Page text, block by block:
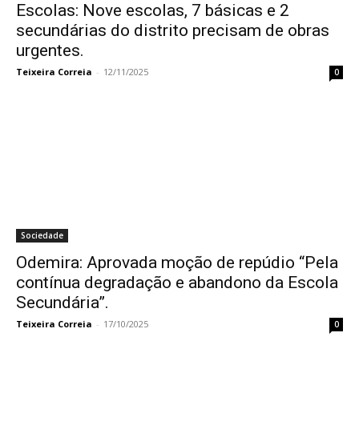
Escolas: Nove escolas, 7 básicas e 2
secundárias do distrito precisam de obras
urgentes.
Teixeira Correia - 12/11/2025 0
Sociedade
Odemira: Aprovada moção de repúdio “Pela
contínua degradação e abandono da Escola
Secundária”.
Teixeira Correia - 17/10/2025 0